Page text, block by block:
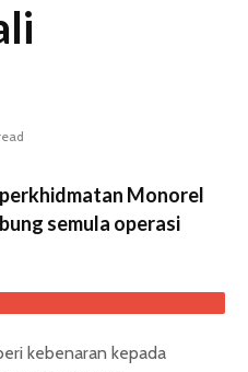
Monorel
semula operasi
kebenaran kepada